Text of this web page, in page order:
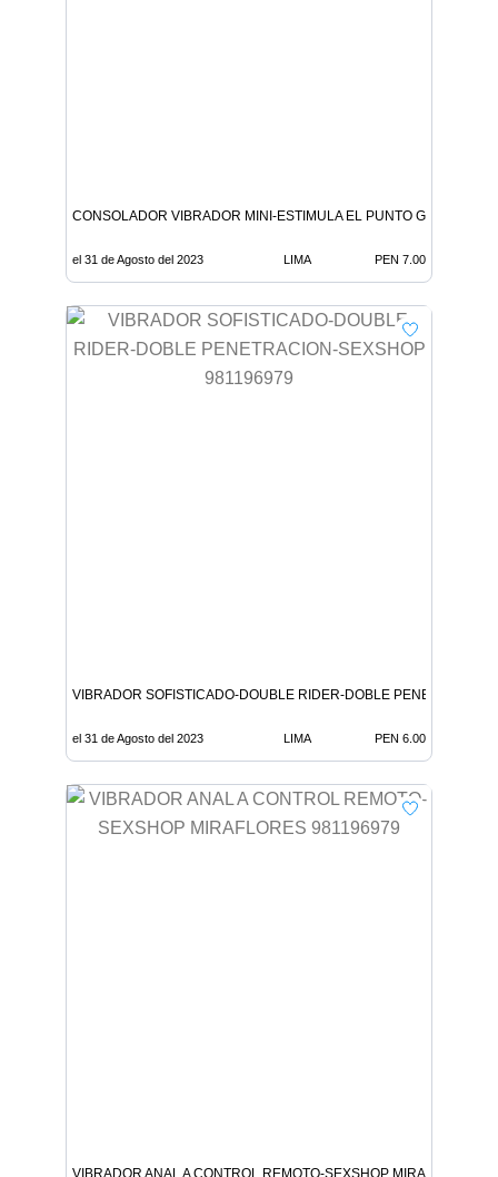
CONSOLADOR VIBRADOR MINI-ESTIMULA EL PUNTO G-
el 31 de Agosto del 2023 LIMA PEN 7.00
VIBRADOR SOFISTICADO-DOUBLE RIDER-DOBLE
el 31 de Agosto del 2023 LIMA PEN 6.00
VIBRADOR ANAL A CONTROL REMOTO-SEXSHOP MIRAFLORES